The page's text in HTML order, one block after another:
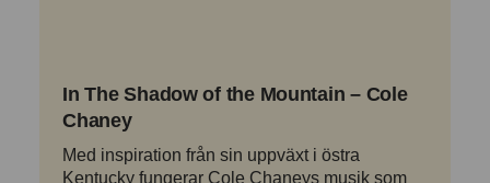
In The Shadow of the Mountain – Cole
Chaney
Med inspiration från sin uppväxt i östra
Kentucky fungerar Cole Chaneys musik som